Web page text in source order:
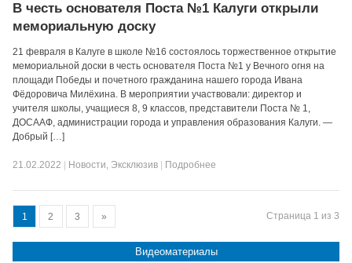
В честь основателя Поста №1 Калуги открыли
мемориальную доску
21 февраля в Калуге в школе №16 состоялось торжественное открытие
мемориальной доски в честь основателя Поста №1 у Вечного огня на
площади Победы и почетного гражданина нашего города Ивана
Фёдоровича Милёхина. В мероприятии участвовали: директор и
учителя школы, учащиеся 8, 9 классов, представители Поста № 1,
ДОСААФ, администрации города и управления образования Калуги. —
Добрый […]
21.02.2022 Новости, Эксклюзив Подробнее
Страница 1 из 3
1 2 3 »
Видеоматериалы